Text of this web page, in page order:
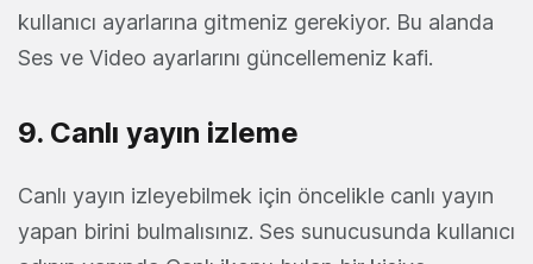
kullanıcı ayarlarına gitmeniz gerekiyor. Bu alanda
Ses ve Video ayarlarını güncellemeniz kafi.
9. Canlı yayın izleme
Canlı yayın izleyebilmek için öncelikle canlı yayın
yapan birini bulmalısınız. Ses sunucusunda kullanıcı